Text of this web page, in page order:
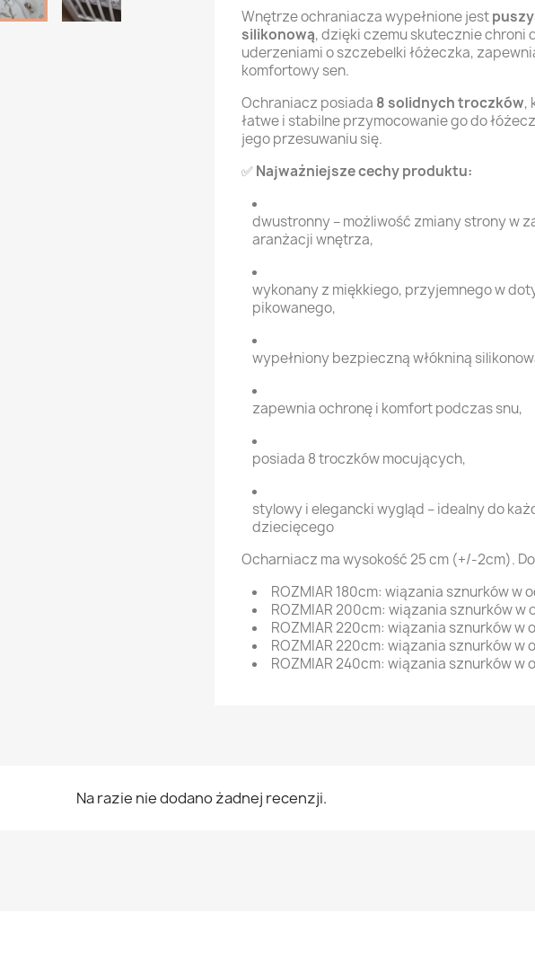
Wnętrze ochraniacza wypełnione jest
silikonową, dzięki czemu skutecznie chroni
uderzeniami o szczebelki łóżeczka,
komfortowy sen.
Ochraniacz posiada 8 solidnych troczków,
łatwe i stabilne przymocowanie go do
jego przesuwaniu się.
✅ Najważniejsze cechy produktu:
dwustronny – możliwość zmiany strony w
aranżacji wnętrza,
wykonany z miękkiego, przyjemnego w
pikowanego,
wypełniony bezpieczną włókniną
zapewnia ochronę i komfort podczas snu,
posiada 8 troczków mocujących,
stylowy i elegancki wygląd – idealny do
dziecięcego
Ocharniacz ma wysokość 25 cm (+/-2cm).
ROZMIAR 180cm: wiązania sznurków
ROZMIAR 200cm: wiązania sznurków
ROZMIAR 220cm: wiązania sznurków
ROZMIAR 220cm: wiązania sznurków w
ROZMIAR 240cm: wiązania sznurków w
Na razie nie dodano żadnej recenzji.